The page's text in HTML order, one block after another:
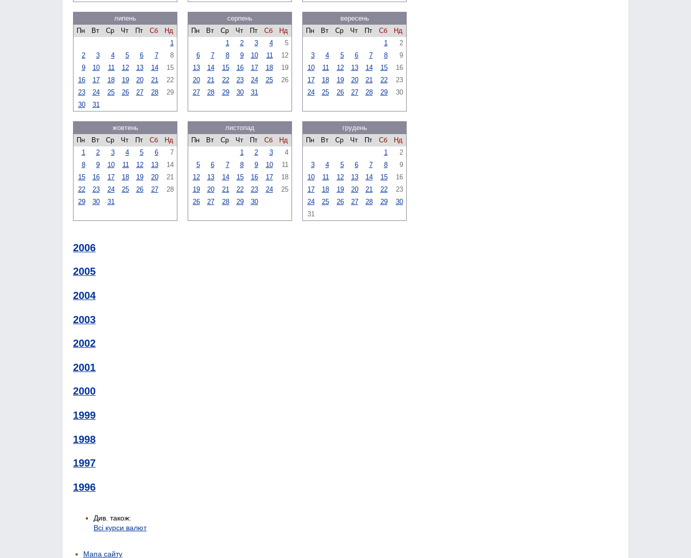
липень
Пн
Вт Ср Чт Пт Сб
Нд
1
2
3 4 5 6 7
8
9
10 11 12 13 14
15
16
17 18 19 20 21
22
23
24 25 26 27 28
29
30
31
серпень
Пн
Вт Ср Чт Пт Сб
Нд
1
2 3 4
5
6
7 8 9 10 11
12
13
14 15 16 17 18
19
20
21 22 23 24 25
26
27
28 29 30 31
вересень
Пн
Вт Ср Чт Пт Сб
Нд
1
2
3
4 5 6 7 8
9
10
11 12 13 14 15
16
17
18 19 20 21 22
23
24
25 26 27 28 29 30
жовтень
Пн
Вт Ср Чт Пт Сб
Нд
1
2 3 4 5 6
7
8
9 10 11 12 13
14
15
16 17 18 19 20
21
22
23 24 25 26 27
28
29
30 31
листопад
Пн
Вт Ср Чт Пт Сб
Нд
1
2 3
4
5
6 7 8 9 10
11
12
13 14 15 16 17
18
19
20 21 22 23 24
25
26
27 28 29 30
грудень
Пн
Вт Ср Чт Пт Сб
Нд
1
2
3
4 5 6 7 8
9
10
11 12 13 14 15
16
17
18 19 20 21 22
23
24
25 26 27 28 29
30
31
2006
2005
2004
2003
2002
2001
2000
1999
1998
1997
1996
Див. також:
Всі курси валют
Мапа сайту